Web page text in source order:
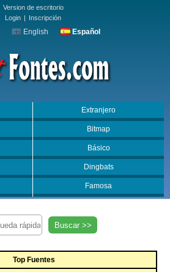
Version de escritorio
Login | Inscripción
English Español
Extranjero
Bitmap
Básico
Dingbats
Famosa
Buscar >>
Top Fuentes